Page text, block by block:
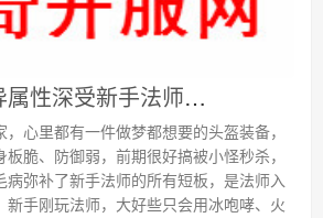
火龙盔凭借优异属性深受新手法师追捧
心里都有一件做梦都想要的头盔装备，
脆、防御弱，前期很好搞被小怪秒杀，
病弥补了新手法师的所有短板，是法师入
新手刚玩法师，大好些只会用冰咆哮、火